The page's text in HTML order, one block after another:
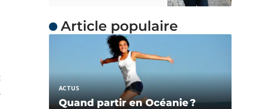
Article populaire
ACTUS
Quand partir en Océanie ?